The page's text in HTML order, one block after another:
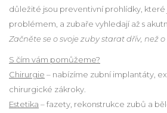
důležité jsou preventivní prohlídky, které
problémem, a zubaře vyhledají až s
Začněte se o svoje zuby starat dřív, než o
S čím vám pomůžeme?
Chirurgie – nabízíme zubní implantáty,
chirurgické zákroky.
Estetika – fazety, rekonstrukce zubů a